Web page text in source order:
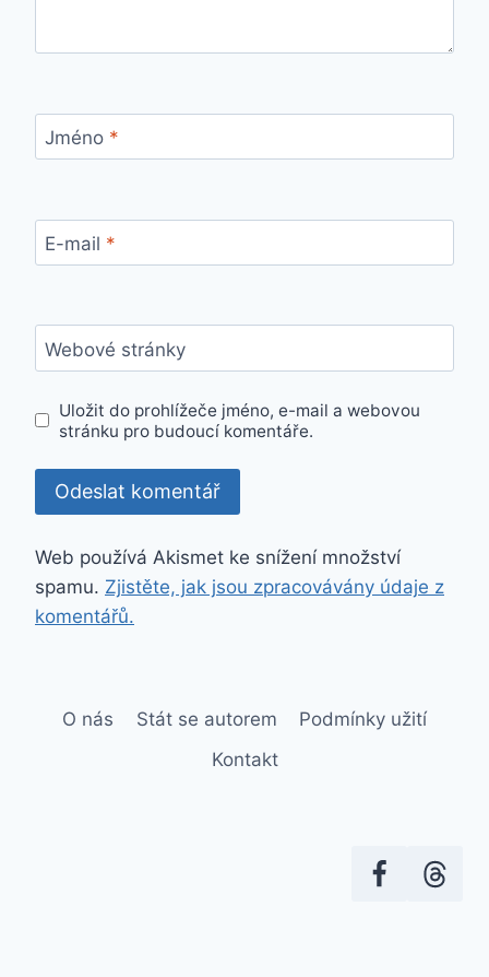
Jméno *
E-mail *
Webové stránky
Uložit do prohlížeče jméno, e-mail a webovou
stránku pro budoucí komentáře.
Web používá Akismet ke snížení množství
spamu. Zjistěte, jak jsou zpracovávány údaje z
komentářů.
O nás Stát se autorem
Podmínky užití
Kontakt